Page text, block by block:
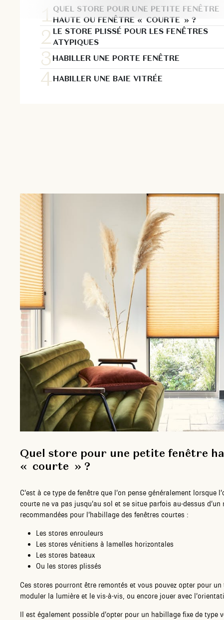
QUEL STORE POUR UNE PETITE FENÊTRE
HAUTE OU FENÊTRE « COURTE » ?
LE STORE PLISSÉ POUR LES FENÊTRES
ATYPIQUES
HABILLER UNE PORTE FENÊTRE
HABILLER UNE BAIE VITRÉE
Quel store pour une petite fenêtre
« courte » ?
C’est à ce type de fenêtre que l’on pense généralement lorsque
courte ne va pas jusqu’au sol et se situe parfois au-dessus
recommandées pour l’habillage des fenêtres courtes :
Les stores enrouleurs
Les stores vénitiens à lamelles horizontales
Les stores bateaux
Ou les stores plissés
Ces stores pourront être remontés et vous pouvez opter pour
moduler la lumière et le vis-à-vis, ou encore jouer avec
Il est également possible d’opter pour un habillage fixe de type